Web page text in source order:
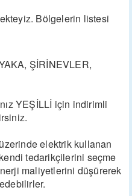
Bölgelerin listesi
ŞİRİNEVLER,
YEŞİLLİ için indirimli
elektrik kullanan
tedarikçilerini seçme
maliyetlerini düşürerek